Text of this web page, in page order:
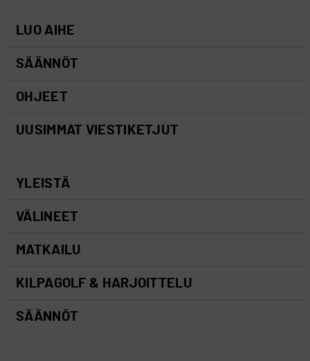
LUO AIHE
SÄÄNNÖT
OHJEET
UUSIMMAT VIESTIKETJUT
YLEISTÄ
VÄLINEET
MATKAILU
KILPAGOLF & HARJOITTELU
SÄÄNNÖT